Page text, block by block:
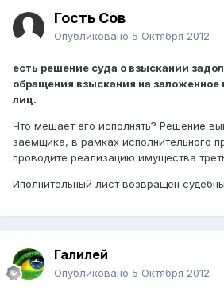
Гость Сов
Опубликовано 5 Октября 2012
есть решение суда о взыскании
обращения взыскания на
лиц.
Что мешает его исполнять? Решение
заемщика, в рамках исполнительного
проводите реализацию имущества
Иполнительный лист возвращен
Галилей
Опубликовано 5 Октября 2012